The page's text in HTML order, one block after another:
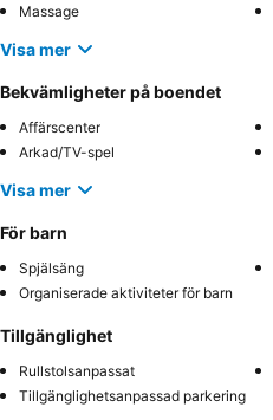
Massage
Visa mer
Bekvämligheter på boendet
Affärscenter
Arkad/TV-spel
Visa mer
För barn
Spjälsäng
Organiserade aktiviteter för barn
Tillgänglighet
Rullstolsanpassat
Tillgänglighetsanpassad parkering